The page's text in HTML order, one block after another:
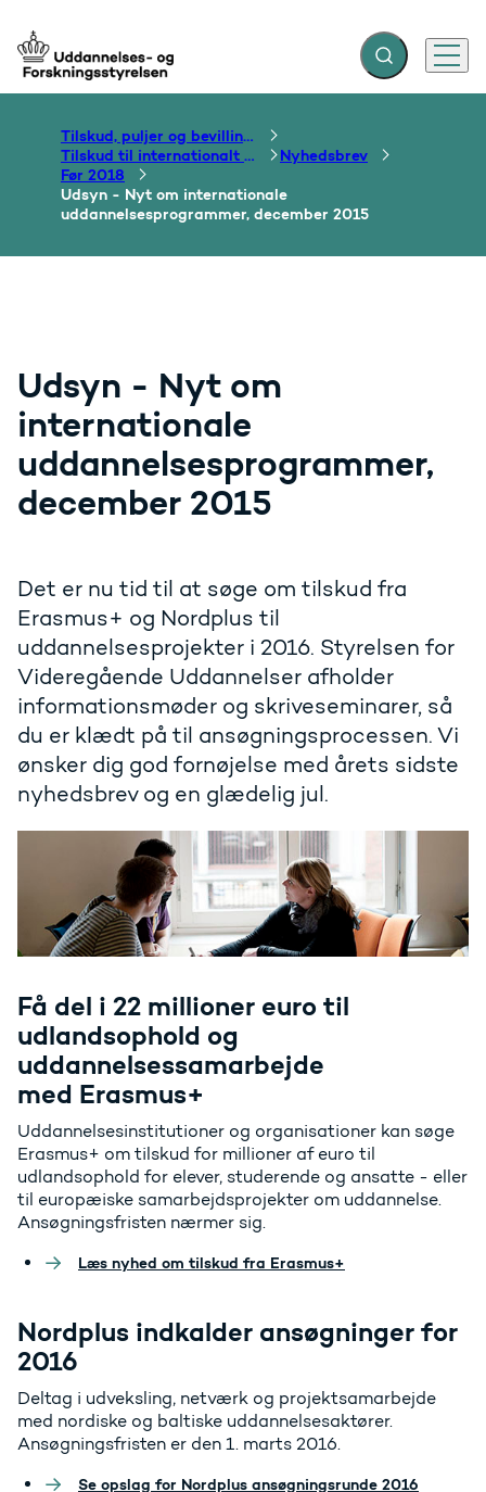
Gå til forsiden Fold søgefelt ud
Menu
Tilskud, puljer og bevillinger
Tilskud til internationalt samarbejde om uddannelse
Nyhedsbrev
Før 2018
Udsyn - Nyt om internationale
uddannelsesprogrammer, december 2015
Udsyn - Nyt om
internationale
uddannelsesprogrammer,
december 2015
Det er nu tid til at søge om tilskud fra
Erasmus+ og Nordplus til
uddannelsesprojekter i 2016. Styrelsen for
Videregående Uddannelser afholder
informationsmøder og skriveseminarer, så
du er klædt på til ansøgningsprocessen. Vi
ønsker dig god fornøjelse med årets sidste
nyhedsbrev og en glædelig jul.
Få del i 22 millioner euro til
udlandsophold og
uddannelsessamarbejde
med Erasmus+
Uddannelsesinstitutioner og organisationer kan søge
Erasmus+ om tilskud for millioner af euro til
udlandsophold for elever, studerende og ansatte - eller
til europæiske samarbejdsprojekter om uddannelse.
Ansøgningsfristen nærmer sig.
Læs nyhed om tilskud fra Erasmus+
Nordplus indkalder ansøgninger for
2016
Deltag i udveksling, netværk og projektsamarbejde
med nordiske og baltiske uddannelsesaktører.
Ansøgningsfristen er den 1. marts 2016.
Se opslag for Nordplus ansøgningsrunde 2016